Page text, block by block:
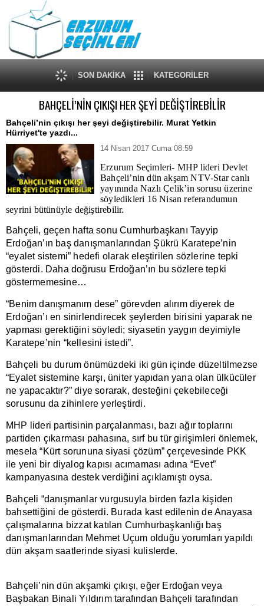
SON DAKİKA KATEGORİLER
BAHÇELİ’NİN ÇIKIŞI HER ŞEYİ DEĞİŞTİREBİLİR
Bahçeli’nin çıkışı her şeyi değiştirebilir. Murat Yetkin
Hürriyet'te yazdı...
14 Nisan 2017 Cuma 08:59
Erzurum Seçimleri- MHP lideri Devlet
Bahçeli’nin dün akşam NTV-Star canlı
yayınında Nazlı Çelik’in sorusu üzerine
söyledikleri 16 Nisan referandumun
seyrini bütünüyle değiştirebilir.
Bahçeli, geçen hafta sonu Cumhurbaşkanı Tayyip
Erdoğan’ın baş danışmanlarından Şükrü Karatepe’nin
“eyalet sistemi” hedefi olarak eleştirilen sözlerine tepki
gösterdi. Daha doğrusu Erdoğan’ın bu sözlere tepki
göstermemesine…
“Benim danışmanım dese” görevden alırım diyerek de
Erdoğan’ı en sinirlendirecek şeylerden birisini yaparak ne
yapması gerektiğini söyledi; siyasetin yaygın deyimiyle
Karatepe’nin “kellesini istedi”.
Bahçeli bu durum önümüzdeki iki gün içinde düzeltilmezse
“Eyalet sistemine karşı, üniter yapıdan yana olan ülkücüler
ne yapacaktır?” diye sorarak, desteğini çekebileceği
sorusunu da zihinlere yerleştirdi.
MHP lideri partisinin parçalanması, bazı ağır toplarını
partiden çıkarması pahasına, sırf bu tür girişimleri önlemek,
mesela “Kürt sorununa siyasi çözüm” çerçevesinde PKK
ile yeni bir diyalog kapısı acımaması adına “Evet”
kampanyasına destek verdiğini açıklamıştı oysa.
Bahçeli “danışmanlar vurgusuyla birden fazla kişiden
bahsettiğini de gösterdi. Burada kast edilenin de Anayasa
çalışmalarına bizzat katılan Cumhurbaşkanlığı baş
danışmanlarından Mehmet Uçum olduğu yorumları yapıldı
dün akşam saatlerinde siyasi kulislerde.
Bahçeli’nin dün akşamki çıkışı, eğer Erdoğan veya
Başbakan Binali Yıldırım tarafından Bahçeli tarafından